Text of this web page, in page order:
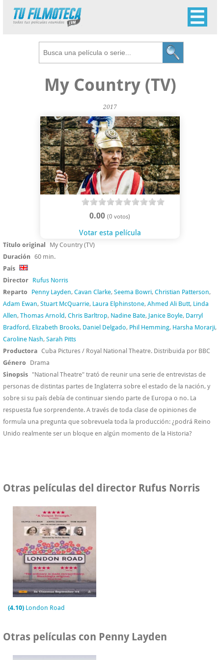
My Country (TV)
2017
0.00(0 votos)
Votar esta película
Título original
My Country (TV)
Duración 60 min.
País
Director Rufus Norris
Reparto
Penny Layden, Cavan Clarke, Seema Bowri, Christian Patterson,
Adam Ewan, Stuart McQuarrie, Laura Elphinstone, Ahmed Ali Butt, Linda
Allen, Thomas Arnold, Chris Barltrop, Nadine Bate, Janice Boyle, Darryl
Bradford, Elizabeth Brooks, Daniel Delgado, Phil Hemming, Harsha Morarji,
Caroline Nash, Sarah Pitts
Productora Cuba Pictures / Royal National Theatre. Distribuida por BBC
Género
Drama
Sinopsis "National Theatre" trató de reunir una serie de entrevistas de
personas de distintas partes de Inglaterra sobre el estado de la nación, y
sobre si su país debía de continuar siendo parte de Europa o no. La
respuesta fue sorprendente. A través de toda clase de opiniones de
formula una pregunta que sobrevuela toda la producción: ¿podrá Reino
Unido realmente ser un bloque en algún momento de la Historia?
Otras películas del director Rufus Norris
(4.10) London Road
Otras películas con Penny Layden